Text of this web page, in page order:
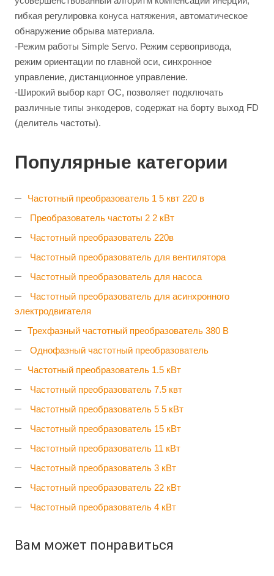
гибкая регулировка конуса натяжения, автоматическое
обнаружение обрыва материала.
-Режим работы Simple Servo. Режим сервопривода,
режим ориентации по главной оси, синхронное
управление, дистанционное управление.
-Широкий выбор карт ОС, позволяет подключать
различные типы энкодеров, содержат на борту выход FD
(делитель частоты).
Популярные категории
Частотный преобразователь 1 5 квт 220 в
Преобразователь частоты 2 2 кВт
Частотный преобразователь 220в
Частотный преобразователь для вентилятора
Частотный преобразователь для насоса
Частотный преобразователь для асинхронного
электродвигателя
Трехфазный частотный преобразователь 380 В
Однофазный частотный преобразователь
Частотный преобразователь 1.5 кВт
Частотный преобразователь 7.5 квт
Частотный преобразователь 5 5 кВт
Частотный преобразователь 15 кВт
Частотный преобразователь 11 кВт
Частотный преобразователь 3 кВт
Частотный преобразователь 22 кВт
Частотный преобразователь 4 кВт
Вам может понравиться